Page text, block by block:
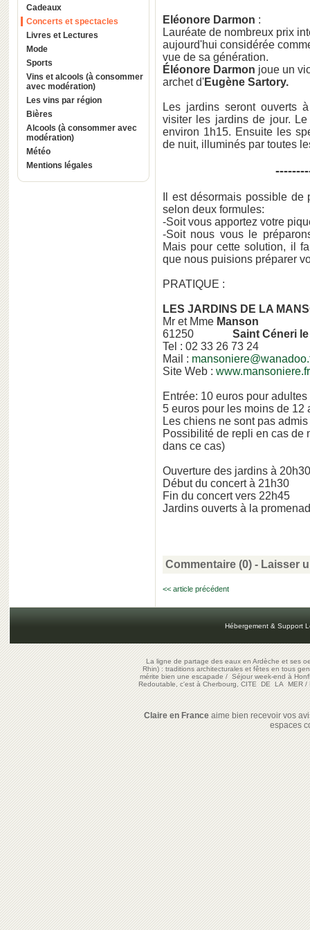
Cadeaux
Concerts et spectacles
Livres et Lectures
Mode
Sports
Vins et alcools (à consommer
avec modération)
Les vins par région
Bières
Alcools (à consommer avec
modération)
Météo
Mentions légales
Eléonore Darmon :
Lauréate de nombreux prix
aujourd'hui considérée
vue de sa génération.
Éléonore Darmon joue un
archet d'Eugène Sartory.
Les jardins seront ouverts
visiter les jardins de jour.
environ 1h15. Ensuite les
de nuit, illuminés par toutes
Il est désormais possible
selon deux formules:
-Soit vous apportez votre
-Soit nous vous le
Mais pour cette solution, il
que nous puisions préparer
PRATIQUE :
LES JARDINS DE LA
Mr et Mme Manson
61250 Saint Céneri
Tel : 02 33 26 73 24
Mail :
Site Web : www.mansoniere.fr
Entrée: 10 euros pour
5 euros pour les moins de 12
Les chiens ne sont pas admis
Possibilité de repli en cas de
dans ce cas)
Ouverture des jardins à 20h30
Début du concert à 21h30
Fin du concert vers 22h45
Jardins ouverts à la
Commentaire (0) - Laisser
<< article précédent
Hébergement & Support
La ligne de partage des eaux en Ardèche et ses
Rhin) : traditions architecturales et fêtes en tous
mérite bien une escapade/Séjour week-end à
Redoutable, c'est à Cherbourg, CITE DE LA MER/
Claire en Franceaime bien recevoir vos
espaces